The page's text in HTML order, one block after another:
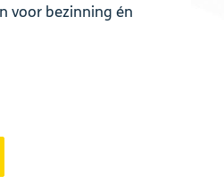
voor bezinning én